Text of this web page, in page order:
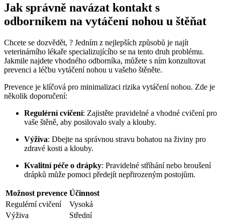
Jak správně navázat kontakt s
odborníkem na vytáčení nohou u štěňat
Chcete se dozvědět, ? Jedním z nejlepších způsobů je najít
veterinárního lékaře specializujícího se na tento druh problému.
Jakmile najdete vhodného odborníka, můžete s ním konzultovat
prevenci a léčbu vytáčení nohou u vašeho štěněte.
Prevence je klíčová pro minimalizaci rizika vytáčení nohou. Zde je
několik doporučení:
Regulérní cvičení: Zajistěte pravidelné a vhodné cvičení pro
vaše štěně, aby posilovalo svaly a klouby.
Výživa: Dbejte na správnou stravu bohatou na živiny pro
zdravé kosti a klouby.
Kvalitní péče o drápky: Pravidelné stříhání nebo broušení
drápků může pomoci předejít nepřirozeným postojům.
Možnost prevence Účinnost
Regulérní cvičení
Vysoká
Výživa
Střední